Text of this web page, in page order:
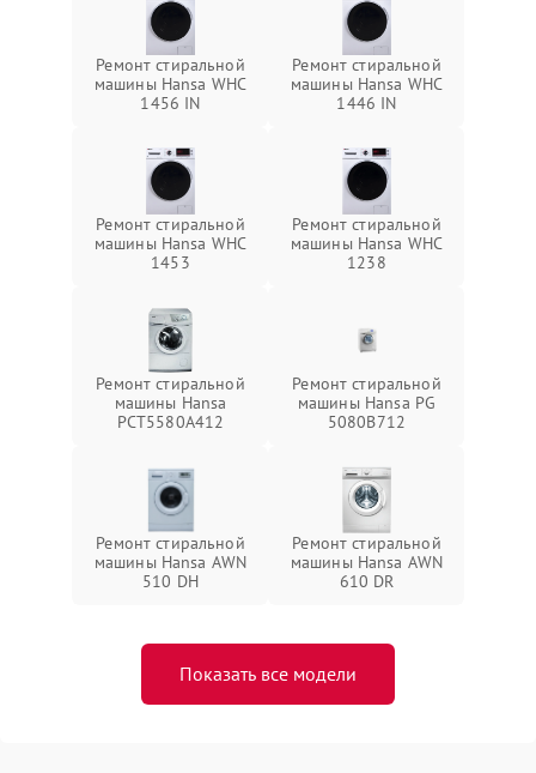
Ремонт стиральной
машины Hansa WHC
1456 IN
Ремонт стиральной
машины Hansa WHC
1446 IN
Ремонт стиральной
машины Hansa WHC
1453
Ремонт стиральной
машины Hansa WHC
1238
Ремонт стиральной
машины Hansa
РСТ5580А412
Ремонт стиральной
машины Hansa PG
5080B712
Ремонт стиральной
машины Hansa AWN
510 DH
Ремонт стиральной
машины Hansa AWN
610 DR
Показать все модели